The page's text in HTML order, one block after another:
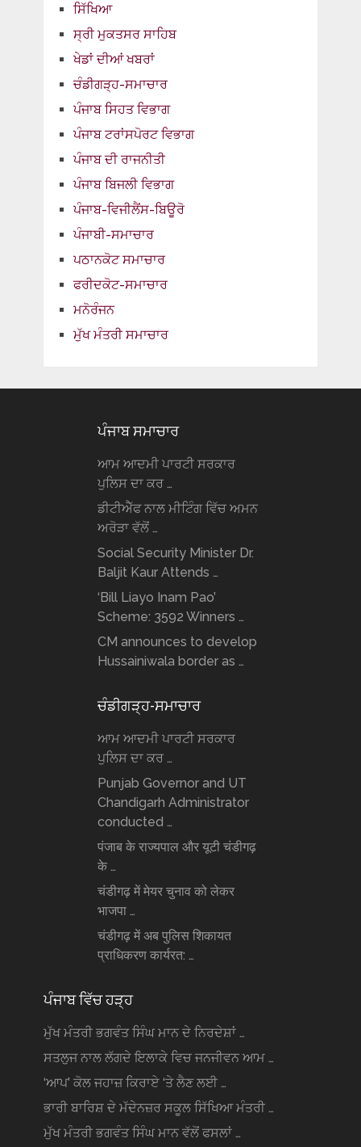
ਸਿੱਖਿਆ
ਸ੍ਰੀ ਮੁਕਤਸਰ ਸਾਹਿਬ
ਖੇਡਾਂ ਦੀਆਂ ਖਬਰਾਂ
ਚੰਡੀਗੜ੍ਹ-ਸਮਾਚਾਰ
ਪੰਜਾਬ ਸਿਹਤ ਵਿਭਾਗ
ਪੰਜਾਬ ਟਰਾਂਸਪੋਰਟ ਵਿਭਾਗ
ਪੰਜਾਬ ਦੀ ਰਾਜਨੀਤੀ
ਪੰਜਾਬ ਬਿਜਲੀ ਵਿਭਾਗ
ਪੰਜਾਬ-ਵਿਜੀਲੈਂਸ-ਬਿਊਰੋ
ਪੰਜਾਬੀ-ਸਮਾਚਾਰ
ਪਠਾਨਕੋਟ ਸਮਾਚਾਰ
ਫਰੀਦਕੋਟ-ਸਮਾਚਾਰ
ਮਨੋਰੰਜਨ
ਮੁੱਖ ਮੰਤਰੀ ਸਮਾਚਾਰ
ਪੰਜਾਬ ਸਮਾਚਾਰ
ਆਮ ਆਦਮੀ ਪਾਰਟੀ ਸਰਕਾਰ
ਪੁਲਿਸ ਦਾ ਕਰ …
ਡੀਟੀਐੱਫ ਨਾਲ ਮੀਟਿੰਗ ਵਿੱਚ ਅਮਨ
ਅਰੋੜਾ ਵੱਲੋਂ …
Social Security Minister Dr.
Baljit Kaur Attends …
‘Bill Liayo Inam Pao’
Scheme: 3592 Winners …
CM announces to develop
Hussainiwala border as …
ਚੰਡੀਗੜ੍ਹ-ਸਮਾਚਾਰ
ਆਮ ਆਦਮੀ ਪਾਰਟੀ ਸਰਕਾਰ
ਪੁਲਿਸ ਦਾ ਕਰ …
Punjab Governor and UT
Chandigarh Administrator
conducted …
पंजाब के राज्यपाल और यूटी चंडीगढ़
के …
चंडीगढ़ में मेयर चुनाव को लेकर
भाजपा …
चंडीगढ़ में अब पुलिस शिकायत
प्राधिकरण कार्यरत: …
ਪੰਜਾਬ ਵਿੱਚ ਹੜ੍ਹ
ਮੁੱਖ ਮੰਤਰੀ ਭਗਵੰਤ ਸਿੰਘ ਮਾਨ ਦੇ ਨਿਰਦੇਸ਼ਾਂ …
ਸਤਲੁਜ ਨਾਲ ਲੱਗਦੇ ਇਲਾਕੇ ਵਿਚ ਜਨਜੀਵਨ ਆਮ …
‘ਆਪ’ ਕੋਲ ਜਹਾਜ਼ ਕਿਰਾਏ ‘ਤੇ ਲੈਣ ਲਈ …
ਭਾਰੀ ਬਾਰਿਸ਼ ਦੇ ਮੱਦੇਨਜ਼ਰ ਸਕੂਲ ਸਿੱਖਿਆ ਮੰਤਰੀ …
ਮੁੱਖ ਮੰਤਰੀ ਭਗਵੰਤ ਸਿੰਘ ਮਾਨ ਵੱਲੋਂ ਫਸਲਾਂ …